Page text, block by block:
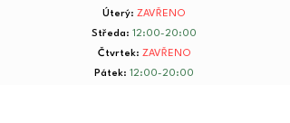
Úterý: ZAVŘENO
Středa: 12:00-20:00
Čtvrtek: ZAVŘENO
Pátek: 12:00-20:00